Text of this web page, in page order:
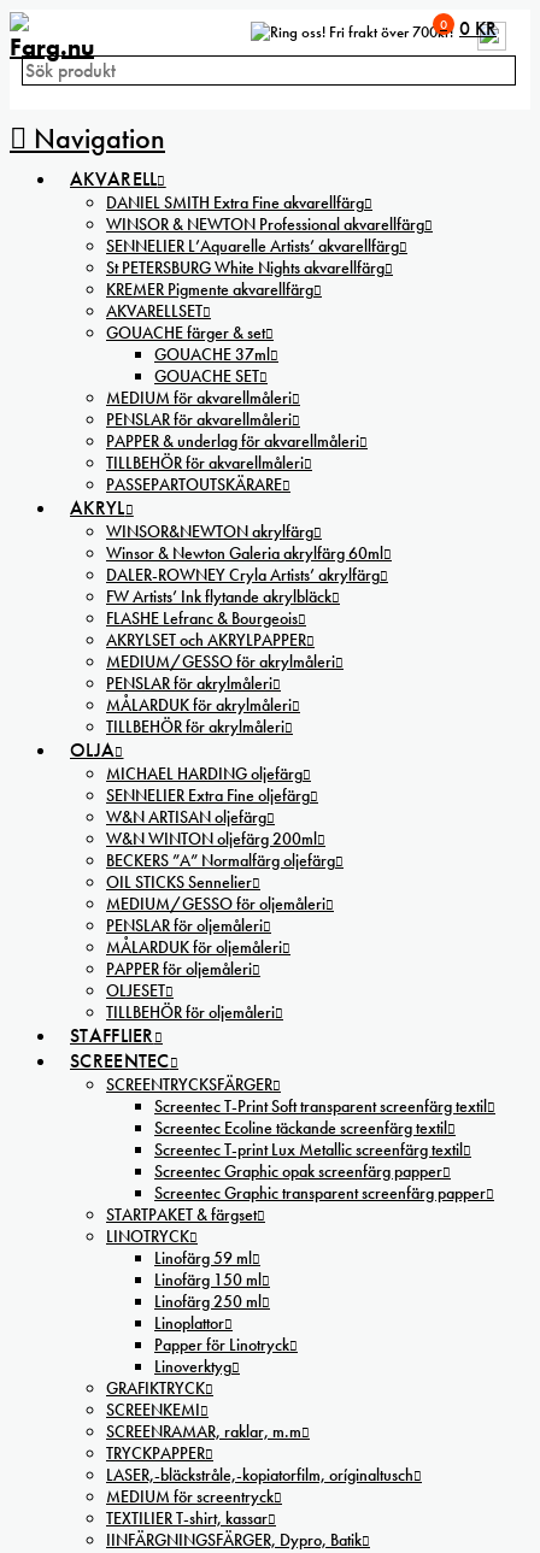
Fri frakt över 700kr!
Navigation
0 0 KR
AKVARELL
DANIEL SMITH Extra Fine akvarellfärg
WINSOR & NEWTON Professional akvarellfärg
SENNELIER L’Aquarelle Artists’ akvarellfärg
St PETERSBURG White Nights akvarellfärg
KREMER Pigmente akvarellfärg
AKVARELLSET
GOUACHE färger & set
GOUACHE 37ml
GOUACHE SET
MEDIUM för akvarellmåleri
PENSLAR för akvarellmåleri
PAPPER & underlag för akvarellmåleri
TILLBEHÖR för akvarellmåleri
PASSEPARTOUTSKÄRARE
AKRYL
WINSOR&NEWTON akrylfärg
Winsor & Newton Galeria akrylfärg 60ml
DALER-ROWNEY Cryla Artists’ akrylfärg
FW Artists’ Ink flytande akrylbläck
FLASHE Lefranc & Bourgeois
AKRYLSET och AKRYLPAPPER
MEDIUM/GESSO för akrylmåleri
PENSLAR för akrylmåleri
MÅLARDUK för akrylmåleri
TILLBEHÖR för akrylmåleri
OLJA
MICHAEL HARDING oljefärg
SENNELIER Extra Fine oljefärg
W&N ARTISAN oljefärg
W&N WINTON oljefärg 200ml
BECKERS ”A” Normalfärg oljefärg
OIL STICKS Sennelier
MEDIUM/GESSO för oljemåleri
PENSLAR för oljemåleri
MÅLARDUK för oljemåleri
PAPPER för oljemåleri
OLJESET
TILLBEHÖR för oljemåleri
STAFFLIER
SCREENTEC
SCREENTRYCKSFÄRGER
Screentec T-Print Soft transparent screenfärg textil
Screentec Ecoline täckande screenfärg textil
Screentec T-print Lux Metallic screenfärg textil
Screentec Graphic opak screenfärg papper
Screentec Graphic transparent screenfärg papper
STARTPAKET & färgset
LINOTRYCK
Linofärg 59 ml
Linofärg 150 ml
Linofärg 250 ml
Linoplattor
Papper för Linotryck
Linoverktyg
GRAFIKTRYCK
SCREENKEMI
SCREENRAMAR, raklar, m.m
TRYCKPAPPER
LASER,-bläckstråle,-kopiatorfilm, oríginaltusch
MEDIUM för screentryck
TEXTILIER T-shirt, kassar
IINFÄRGNINGSFÄRGER, Dypro, Batik